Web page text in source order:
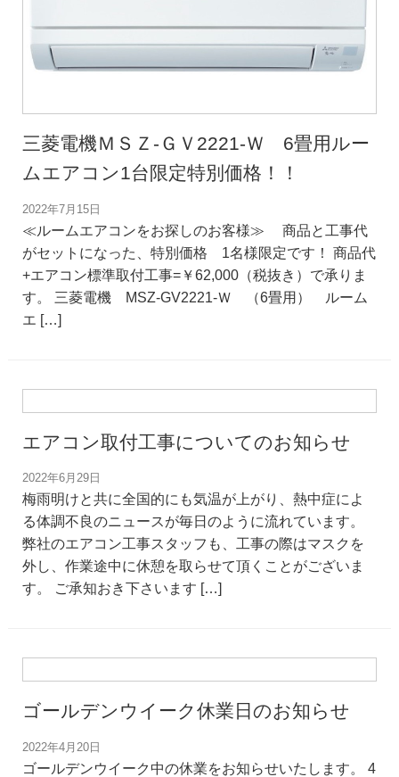
三菱電機ＭＳＺ-ＧＶ2221-Ｗ 6畳用ルー
ムエアコン1台限定特別価格！！
2022年7月15日
≪ルームエアコンをお探しのお客様≫ 商品と工事代
がセットになった、特別価格 1名様限定です！ 商品代
+エアコン標準取付工事=￥62,000（税抜き）で承りま
す。 三菱電機 MSZ-GV2221-Ｗ （6畳用） ルーム
エ […]
エアコン取付工事についてのお知らせ
2022年6月29日
梅雨明けと共に全国的にも気温が上がり、熱中症によ
る体調不良のニュースが毎日のように流れています。
弊社のエアコン工事スタッフも、工事の際はマスクを
外し、作業途中に休憩を取らせて頂くことがございま
す。 ご承知おき下さいます […]
ゴールデンウイーク休業日のお知らせ
2022年4月20日
ゴールデンウイーク中の休業をお知らせいたします。 4